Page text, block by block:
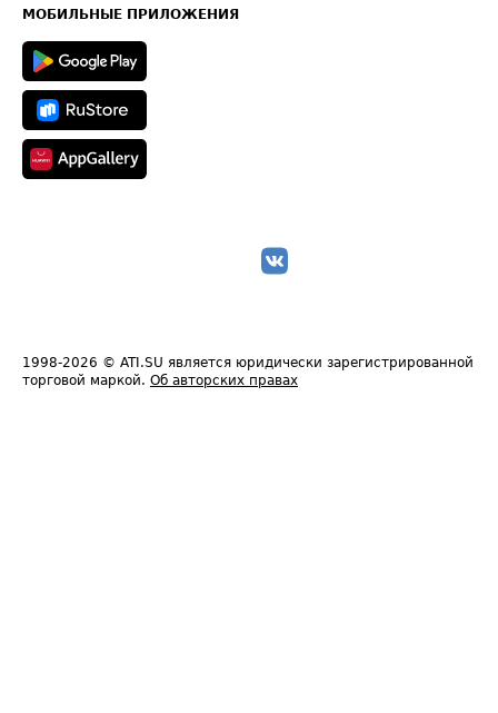
Техническая информация
МОБИЛЬНЫЕ ПРИЛОЖЕНИЯ
1998-2026 © ATI.SU является юридически зарегистрированной
торговой маркой. Об авторских правах